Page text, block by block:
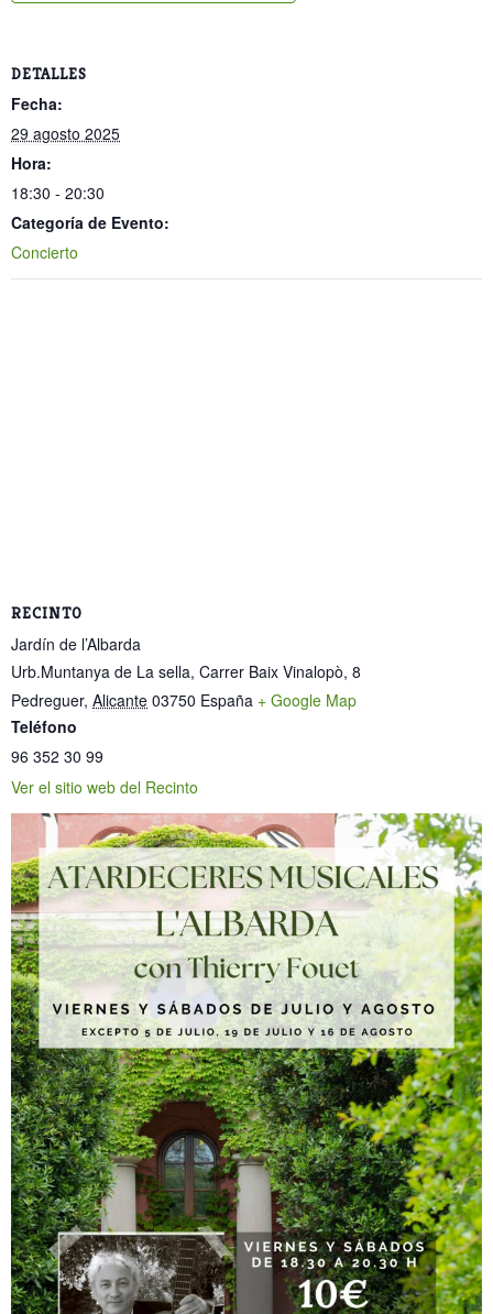
DETALLES
Fecha:
29 agosto 2025
Hora:
18:30 - 20:30
Categoría de Evento:
Concierto
RECINTO
Jardín de l’Albarda
Urb.Muntanya de La sella, Carrer Baix Vinalopò, 8
Pedreguer, Alicante 03750 España + Google Map
Teléfono
96 352 30 99
Ver el sitio web del Recinto